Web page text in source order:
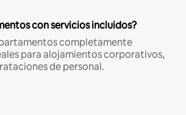
con servicios incluidos?
completamente
para alojamientos corporativos,
de personal.